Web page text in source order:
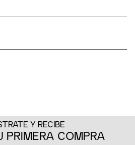
Y RECIBE
PRIMERA COMPRA